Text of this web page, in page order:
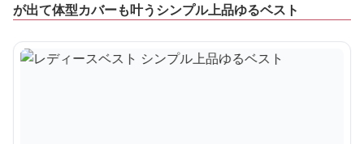
が出て体型カバーも叶うシンプル上品ゆるベスト